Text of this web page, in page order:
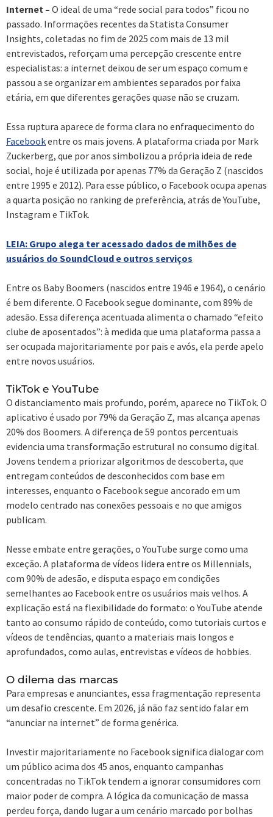
Internet – O ideal de uma “rede social para todos” ficou no
passado. Informações recentes da Statista Consumer
Insights, coletadas no fim de 2025 com mais de 13 mil
entrevistados, reforçam uma percepção crescente entre
especialistas: a internet deixou de ser um espaço comum e
passou a se organizar em ambientes separados por faixa
etária, em que diferentes gerações quase não se cruzam.
Essa ruptura aparece de forma clara no enfraquecimento do
Facebookentre os mais jovens. A plataforma criada por Mark
Zuckerberg, que por anos simbolizou a própria ideia de rede
social, hoje é utilizada por apenas 77% da Geração Z (nascidos
entre 1995 e 2012). Para esse público, o Facebook ocupa apenas
a quarta posição no ranking de preferência, atrás de YouTube,
Instagram e TikTok.
LEIA: Grupo alega ter acessado dados de milhões de
usuários do SoundCloud e outros serviços
Entre os Baby Boomers (nascidos entre 1946 e 1964), o cenário
é bem diferente. O Facebook segue dominante, com 89% de
adesão. Essa diferença acentuada alimenta o chamado “efeito
clube de aposentados”: à medida que uma plataforma passa a
ser ocupada majoritariamente por pais e avós, ela perde apelo
entre novos usuários.
TikTok e YouTube
O distanciamento mais profundo, porém, aparece no TikTok. O
aplicativo é usado por 79% da Geração Z, mas alcança apenas
20% dos Boomers. A diferença de 59 pontos percentuais
evidencia uma transformação estrutural no consumo digital.
Jovens tendem a priorizar algoritmos de descoberta, que
entregam conteúdos de desconhecidos com base em
interesses, enquanto o Facebook segue ancorado em um
modelo centrado nas conexões pessoais e no que amigos
publicam.
Nesse embate entre gerações, o YouTube surge como uma
exceção. A plataforma de vídeos lidera entre os Millennials,
com 90% de adesão, e disputa espaço em condições
semelhantes ao Facebook entre os usuários mais velhos. A
explicação está na flexibilidade do formato: o YouTube atende
tanto ao consumo rápido de conteúdo, como tutoriais curtos e
vídeos de tendências, quanto a materiais mais longos e
aprofundados, como aulas, entrevistas e vídeos de hobbies.
O dilema das marcas
Para empresas e anunciantes, essa fragmentação representa
um desafio crescente. Em 2026, já não faz sentido falar em
“anunciar na internet” de forma genérica.
Investir majoritariamente no Facebook significa dialogar com
um público acima dos 45 anos, enquanto campanhas
concentradas no TikTok tendem a ignorar consumidores com
maior poder de compra. A lógica da comunicação de massa
perdeu força, dando lugar a um cenário marcado por bolhas